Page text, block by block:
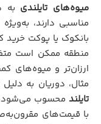
میوه‌های تایلندی به
مناسبی دارند،
بانکوک یا پوکت
منطقه ممکن است
ارزان‌تر و میوه‌های
مثال، دوریان به
تایلند محسوب می‌شود،
با قیمت‌های